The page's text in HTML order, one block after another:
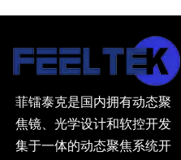
菲镭泰克是国内拥有动态聚
焦镜、光学设计和软控开发
集于一体的动态聚焦系统开